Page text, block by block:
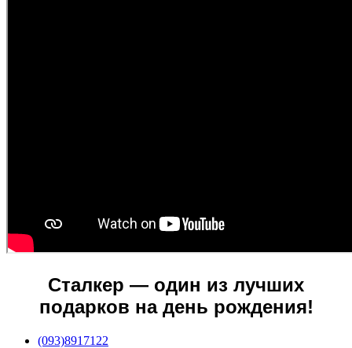
Сталкер — один из лучших
подарков на день рождения!
(093)8917122